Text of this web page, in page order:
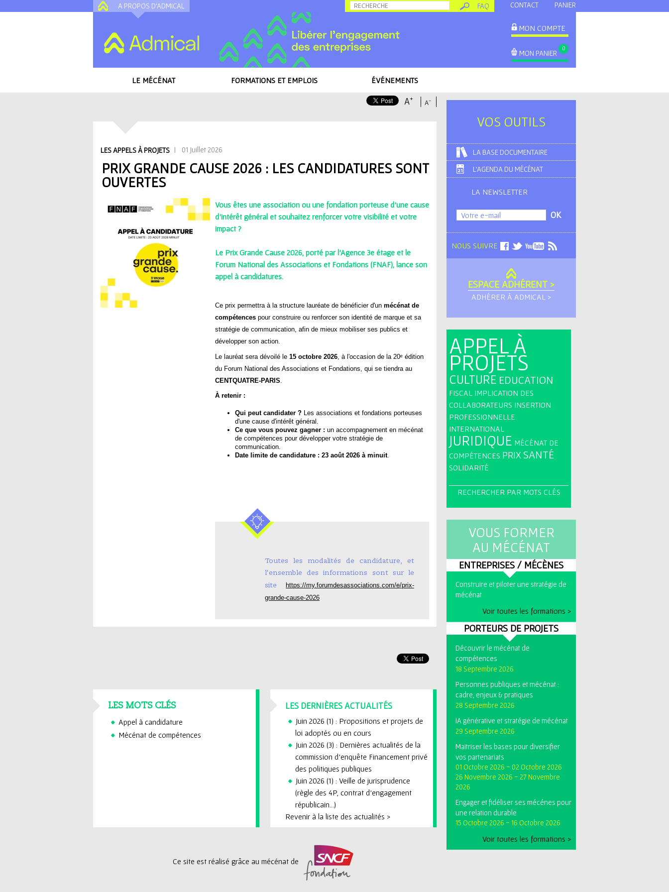
Allez au contenu
A PROPOS D'ADMICAL CONTACT PANIER
FAQ
MON COMPTE
MON PANIER
0
LE MÉCÉNAT FORMATIONS ET EMPLOIS ÉVÉNEMENTS
A-
A+
LES APPELS À PROJETS | 01 Juillet 2026
PRIX GRANDE CAUSE 2026 : LES CANDIDATURES SONT
OUVERTES
Vous êtes une association ou une fondation porteuse d'une cause
d'intérêt général et souhaitez renforcer votre visibilité et votre
impact ?
Le Prix Grande Cause 2026, porté parl'Agence 3e étage et le
Forum National des Associations et Fondations (FNAF), lance son
appel à candidatures.
Ce prix permettra à la structure lauréate de bénéficier d'un mécénat de
compétences pour construire ou renforcer son identité de marque et sa
stratégie de communication, afin de mieux mobiliser ses publics et
développer son action.
Le lauréat sera dévoilé le 15 octobre 2026 , à l'occasion de la 20ᵉ édition
du Forum National des Associations et Fondations, qui se tiendra au
CENTQUATRE-PARIS
À retenir :
Qui peut candidater ? Les associations et fondations porteuses
d'une cause d'intérêt général.
Ce que vous pouvez gagner : un accompagnement en mécénat
de compétences pour développer votre stratégie de
communication.
Date limite de candidature : 23 août 2026 à minuit.
Toutes les modalités de candidature, et
l'ensemble des informations sont sur le
site
https://my.forumdesassociations.com/e/prix-
grande-cause-2026
LES MOTS CLÉS
Appel à candidature
Mécénat de compétences
LES DERNIÈRES ACTUALITÉS
Juin 2026 (1) : Propositions et projets de
loi adoptés ou en cours
Juin 2026 (3) : Dernières actualités de la
commission d'enquête Financement privé
des politiques publiques
Juin 2026 (1) : Veille de jurisprudence
(règle des 4P, contrat d'engagement
républicain...)
Revenir à la liste des actualités >
Ce site est réalisé grâce au mécénat de
VOS OUTILS
LA BASE DOCUMENTAIRE
L'AGENDA DU MÉCÉNAT
LA NEWSLETTER
NOUS SUIVRE
ESPACE ADHÉRENT >
ADHÉRER À ADMICAL >
APPEL À
PROJETS
CULTURE EDUCATION
FISCAL IMPLICATION DES
COLLABORATEURS INSERTION
PROFESSIONNELLE
INTERNATIONAL
JURIDIQUE MÉCÉNAT DE
COMPÉTENCES PRIX SANTÉ
SOLIDARITÉ
RECHERCHER PAR MOTS CLÉS
VOUS FORMER
AU MÉCÉNAT
ENTREPRISES / MÉCÈNES
Construire et piloter une stratégie de
mécénat
Voir toutes les formations >
PORTEURS DE PROJETS
Découvrir le mécénat de
compétences
18 Septembre 2026
Personnes publiques et mécénat :
cadre, enjeux & pratiques
28 Septembre 2026
IA générative et stratégie de mécénat
29 Septembre 2026
Maitriser les bases pour diversifier
vos partenariats
01 Octobre 2026 - 02 Octobre 2026
26 Novembre 2026 - 27 Novembre
2026
Engager et fidéliser ses mécénes pour
une relation durable
15 Octobre 2026 - 16 Octobre 2026
Voir toutes les formations >